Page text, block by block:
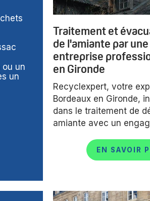
ou un
un
Traitement et
de l'amiante par une
entreprise
en Gironde
Recyclexpert, votre
Bordeaux en Gironde,
dans le traitement de
amiante avec un
EN SAVOIR